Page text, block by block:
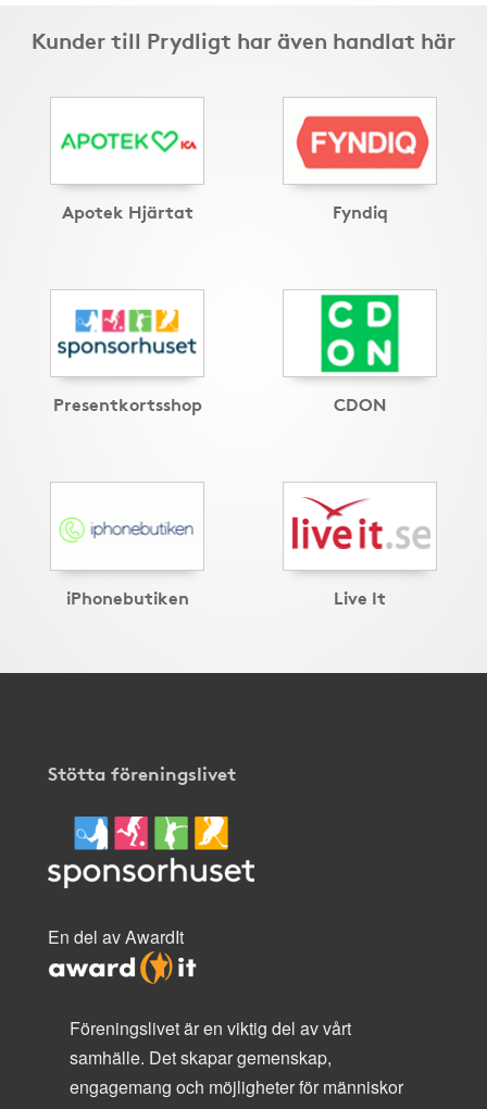
Kunder till Prydligt har även handlat här
Apotek Hjärtat Fyndiq
Presentkortsshop CDON
iPhonebutiken Live It
Stötta föreningslivet
En del av AwardIt
Föreningslivet är en viktig del av vårt
samhälle. Det skapar gemenskap,
engagemang och möjligheter för människor